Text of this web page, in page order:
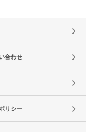
合わせ
リシー